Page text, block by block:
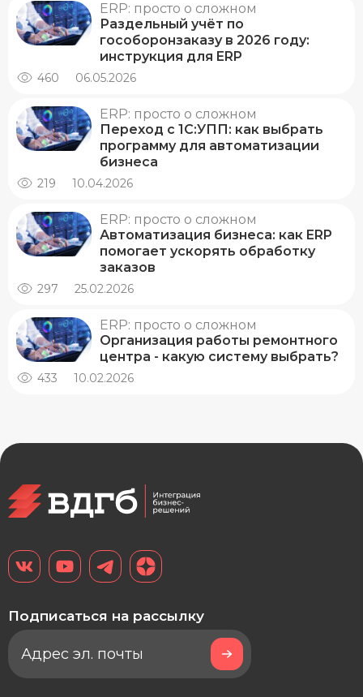
ERP: просто о сложном
Раздельный учёт по
гособоронзаказу в 2026 году:
инструкция для ERP
460 06.05.2026
ERP: просто о сложном
Переход с 1С:УПП: как выбрать
программу для автоматизации
бизнеса
219 10.04.2026
ERP: просто о сложном
Автоматизация бизнеса: как ERP
помогает ускорять обработку
заказов
297 25.02.2026
ERP: просто о сложном
Организация работы ремонтного
центра - какую систему выбрать?
433 10.02.2026
Подписаться на рассылку